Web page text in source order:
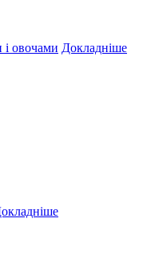
і овочами Докладніше